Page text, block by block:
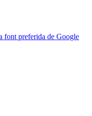
font preferida de Google